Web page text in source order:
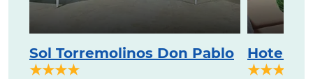
Sol Torremolinos Don Pablo
★★★★
Hotel
★★★★